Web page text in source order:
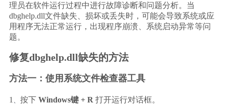
理员在软件运行过程中进行故障诊断和问题分析。当
dbghelp.dll文件缺失、损坏或丢失时，可能会导致系统或应
用程序无法正常运行，出现程序崩溃、系统启动异常等问
题。
修复dbghelp.dll缺失的方法
方法一：使用系统文件检查器工具
1 、 按下 Windows键 + R 打开运行对话框。